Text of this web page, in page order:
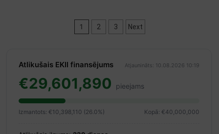
Ziņu
pēc
lappusēm
1 2 3 Next
Atlikušais EKII finansējums Atjaunināts: 10.08.2026 10:19
€29,601,890 pieejams
Izmantots: €10,398,110 (26.0%) Kopā: €40,000,000